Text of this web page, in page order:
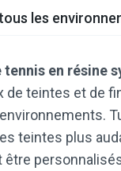
les
en résine
de teintes et de
teintes plus